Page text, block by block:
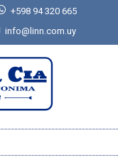
+598 94 320 665
info@linn.com.uy